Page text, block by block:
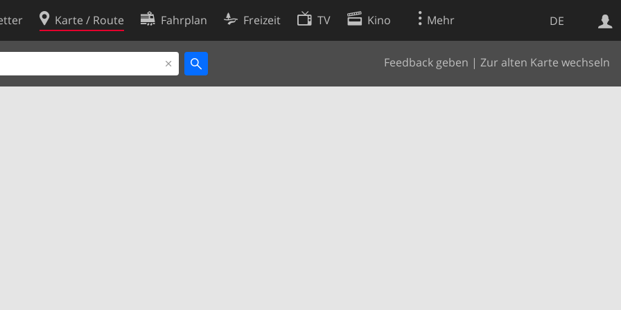
DE
Karte / Route Fahrplan Freizeit TV Kino Mehr
Feedback geben | Zur alten Karte wechseln
Websuche
Cookie-Richtlinie
Cookie-Einstellungen